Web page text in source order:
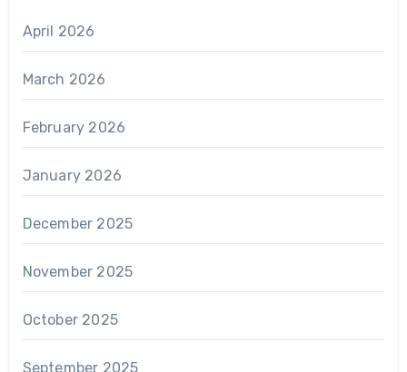
April 2026
March 2026
February 2026
January 2026
December 2025
November 2025
October 2025
September 2025